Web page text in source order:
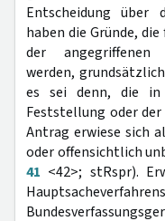
Entscheidung über
haben die Gründe,
der angegriffenen
werden,
es sei denn, die in
Feststellung oder
Antrag erwiese sich
oder offensichtlich
41 <42>; stRspr).